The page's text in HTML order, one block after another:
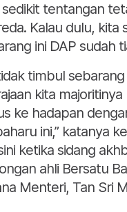
sedikit tentangan
Kalau dulu, kita
ini DAP sudah
timbul
kita majoritinya
ke hadapan
ini,” katanya
ketika sidang
ahli Bersatu
Menteri, Tan Sri